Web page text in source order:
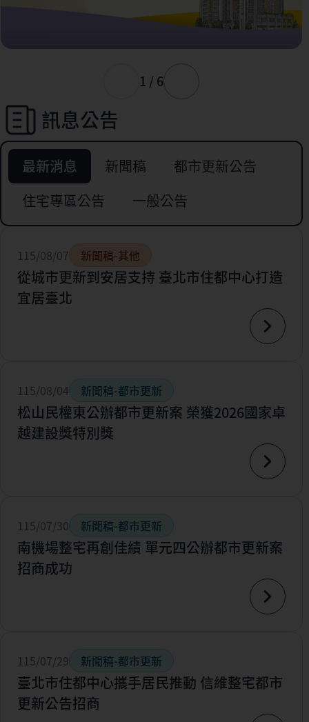
1 / 6
訊息公告
最新消息 新聞稿
都市更新公告
住宅專區公告
一般公告
115/08/07 新聞稿-其他
從城市更新到安居支持 臺北市住都中心打造
宜居臺北
115/08/04 新聞稿-都市更新
松山民權東公辦都市更新案 榮獲2026國家卓
越建設獎特別獎
115/07/30 新聞稿-都市更新
南機場整宅再創佳績 單元四公辦都市更新案
招商成功
115/07/29 新聞稿-都市更新
臺北市住都中心攜手居民推動 信維整宅都市
更新公告招商